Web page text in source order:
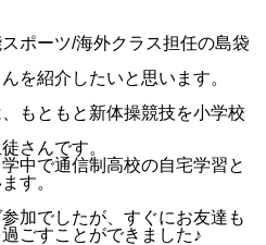
ポーツ/海外クラス担任の島袋
を紹介したいと思います。
もともと新体操競技を小学校
さんです。
中で通信制高校の自宅学習と
す。
加でしたが、すぐにお友達も
ごすことができました♪